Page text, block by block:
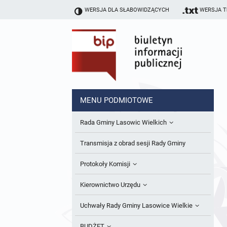
WERSJA DLA SŁABOWIDZĄCYCH WERSJA
MENU PODMIOTOWE
Rada Gminy Lasowic Wielkich
Sesje Rady Gminy
Skład Rady Gminy
Interpelacje i Zapytania Radnych
Komisje Rady Gminy i informacja o
Transmisja z obrad sesji Rady Gminy
Protokoły Komisji
Komisja Budżetu i Finansów
Komisja Oświatowa
Kierownictwo Urzędu
Wójt
Uchwały Rady Gminy Lasowice Wielkie